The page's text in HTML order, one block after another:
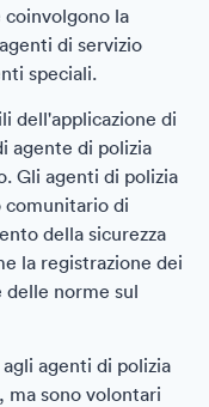
coinvolgono la
di servizio
speciali.
dell'applicazione di
agente di polizia
Gli agenti di polizia
comunitario di
della sicurezza
la registrazione dei
delle norme sul
agenti di polizia
ma sono volontari